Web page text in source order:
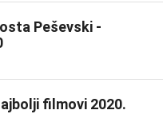
Peševski -
filmovi 2020.